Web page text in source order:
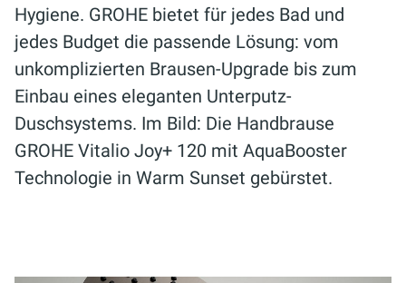
Hygiene. GROHE bietet für jedes Bad und
jedes Budget die passende Lösung: vom
unkomplizierten Brausen-Upgrade bis zum
Einbau eines eleganten Unterputz-
Duschsystems. Im Bild: Die Handbrause
GROHE Vitalio Joy+ 120 mit AquaBooster
Technologie in Warm Sunset gebürstet.